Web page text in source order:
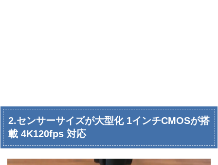
2.センサーサイズが大型化 1インチCMOSが搭
載 4K120fps 対応